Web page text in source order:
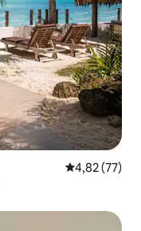
Évaluation
4,82 (77)